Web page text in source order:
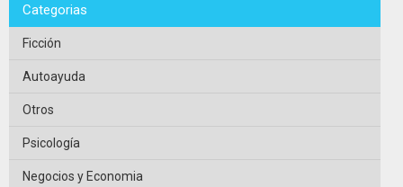
Categorias
Ficción
Autoayuda
Otros
Psicología
Negocios y Economia